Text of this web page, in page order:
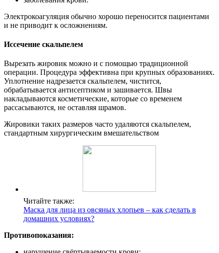
Электрокоагуляция обычно хорошо переносится пациентами
и не приводит к осложнениям.
Иссечение скальпелем
Вырезать жировик можно и с помощью традиционной
операции. Процедура эффективна при крупных образованиях.
Уплотнение надрезается скальпелем, чистится,
обрабатывается антисептиком и зашивается. Швы
накладываются косметические, которые со временем
рассасываются, не оставляя шрамов.
Жировики таких размеров часто удаляются скальпелем,
стандартным хирургическим вмешательством
Читайте также:
Маска для лица из овсяных хлопьев – как сделать в
домашних условиях?
Противопоказания: